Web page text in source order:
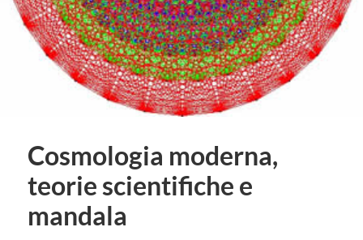
Cosmologia moderna,
teorie scientifiche e
mandala